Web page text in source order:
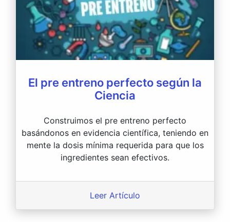
El pre entreno perfecto según la
Ciencia
Construimos el pre entreno perfecto
basándonos en evidencia científica, teniendo en
mente la dosis mínima requerida para que los
ingredientes sean efectivos.
Leer Artículo